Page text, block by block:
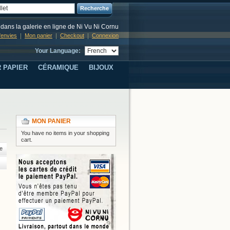
Recherche
la galerie en ligne de Ni Vu Ni Cornu
Mon panier Checkout Connexion
Your Language:
PAPIER CÉRAMIQUE BIJOUX
MON PANIER
You have no items in your shopping
cart.